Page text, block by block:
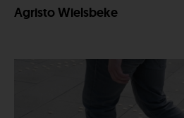
Agristo Wielsbeke